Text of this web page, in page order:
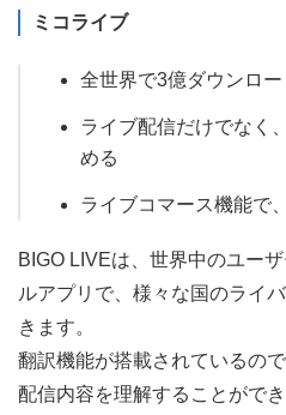
ミコライブ
全世界で3億ダウンロ
ライブ配信だけでなく
める
ライブコマース機能で
BIGO LIVEは、世界中のユー
ルアプリで、様々な国のライ
きます。
翻訳機能が搭載されているの
配信内容を理解することができ